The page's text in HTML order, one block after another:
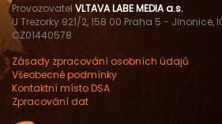
Provozovatel VLTAVA LABE MEDIA a.s.
U Trezorky 921/2, 158 00 Praha 5 - Jinonice,
CZ01440578
Zásady zpracování osobních údajů
Všeobecné podmínky
Kontaktní místo DSA
Zpracování dat